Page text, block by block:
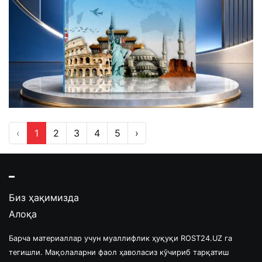
‹ 1 2 3 4 5 ›
Биз ҳақимизда
Алоқа
Барча материаллар учун муаллифлик ҳуқуқи ROST24.UZ га
тегишли. Мақолаларни фаол ҳаволасиз кўчириб тарқатиш